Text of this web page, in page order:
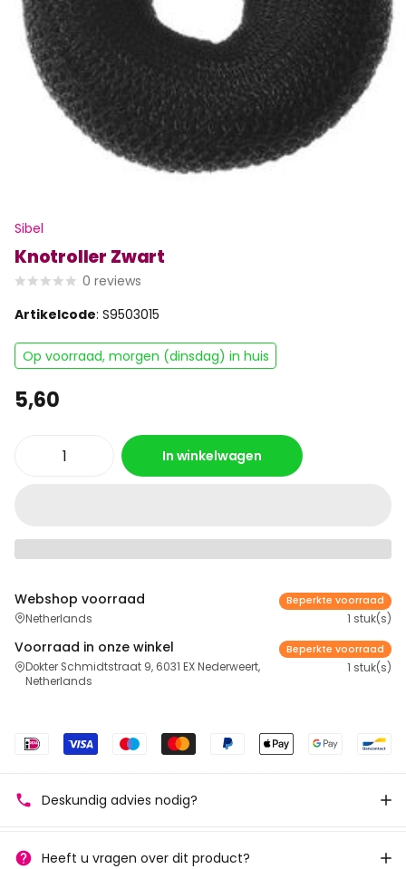
Sibel
Knotroller Zwart
0 reviews
Artikelcode: S9503015
Op voorraad, morgen (dinsdag) in huis
5,60
In winkelwagen
Webshop voorraad
Netherlands
Beperkte voorraad
1 stuk(s)
Voorraad in onze winkel
Dokter Schmidtstraat 9, 6031 EX Nederweert,
Netherlands
Beperkte voorraad
1 stuk(s)
Deskundig advies nodig?
Heeft u vragen over dit product?